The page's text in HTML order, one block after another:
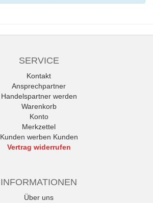
SERVICE
Kontakt
Ansprechpartner
Handelspartner werden
Warenkorb
Konto
Merkzettel
Kunden werben Kunden
Vertrag widerrufen
INFORMATIONEN
Über uns